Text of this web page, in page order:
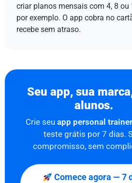
criar planos mensais com 4, 8 ou
por exemplo. O app cobra no
recebe sem atraso.
Seu app, sua
alunos.
Crie seu app personal trainer
teste grátis por 7 dias.
compromisso, sem
Comece agora — 7